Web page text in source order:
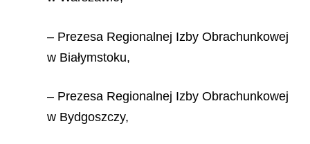
– Prezesa Regionalnej Izby Obrachunkowej
w Białymstoku,
– Prezesa Regionalnej Izby Obrachunkowej
w Bydgoszczy,